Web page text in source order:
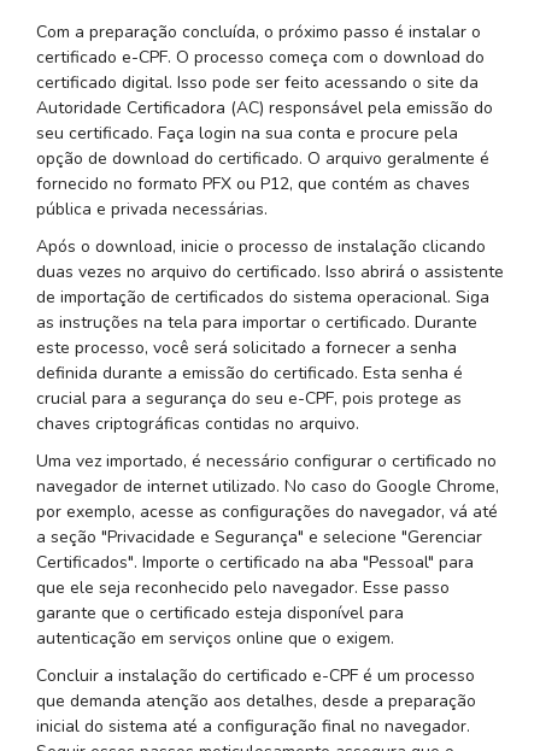
Com a preparação concluída, o próximo passo é instalar o
certificado e-CPF. O processo começa com o download do
certificado digital. Isso pode ser feito acessando o site da
Autoridade Certificadora (AC) responsável pela emissão do
seu certificado. Faça login na sua conta e procure pela
opção de download do certificado. O arquivo geralmente é
fornecido no formato PFX ou P12, que contém as chaves
pública e privada necessárias.
Após o download, inicie o processo de instalação clicando
duas vezes no arquivo do certificado. Isso abrirá o assistente
de importação de certificados do sistema operacional. Siga
as instruções na tela para importar o certificado. Durante
este processo, você será solicitado a fornecer a senha
definida durante a emissão do certificado. Esta senha é
crucial para a segurança do seu e-CPF, pois protege as
chaves criptográficas contidas no arquivo.
Uma vez importado, é necessário configurar o certificado no
navegador de internet utilizado. No caso do Google Chrome,
por exemplo, acesse as configurações do navegador, vá até
a seção "Privacidade e Segurança" e selecione "Gerenciar
Certificados". Importe o certificado na aba "Pessoal" para
que ele seja reconhecido pelo navegador. Esse passo
garante que o certificado esteja disponível para
autenticação em serviços online que o exigem.
Concluir a instalação do certificado e-CPF é um processo
que demanda atenção aos detalhes, desde a preparação
inicial do sistema até a configuração final no navegador.